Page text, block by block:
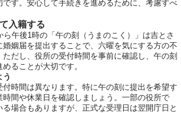
です。安心して手続きを進めるために、考慮すべ
入籍する
午後1時の「午の刻（うまのこく）」は吉とさ
姻届を提出することで、六曜を気にする方の不
だし、役所の受付時間を事前に確認し、午の刻
ることが大切です。
う
時間は異なります。特に午の刻に提出を希望す
間や休業日を確認しましょう。一部の役所で
場合もありますが、正式な受理日は翌開庁日と